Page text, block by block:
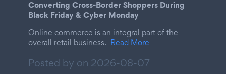
Converting Cross-Border Shoppers During
Black Friday & Cyber Monday
Online commerce is an integral part of the
overall retail business. Read More
Posted by on 2026-08-07